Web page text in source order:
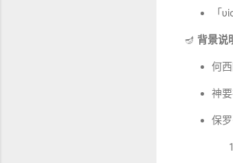
「
🪔 背景说
何
神
保